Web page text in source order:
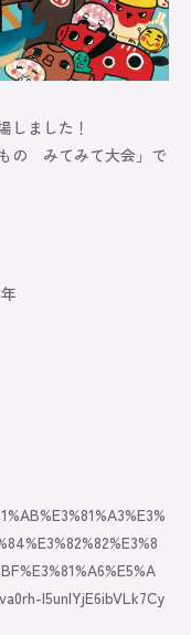
しました！
の みてみて大会」で
l5unIYjE6ibVLk7Cy